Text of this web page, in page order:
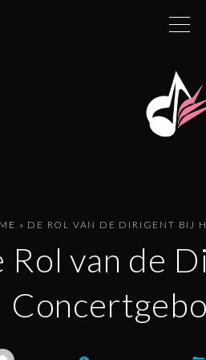
» DE ROL VAN DE DIRIGENT BIJ
Rol van de